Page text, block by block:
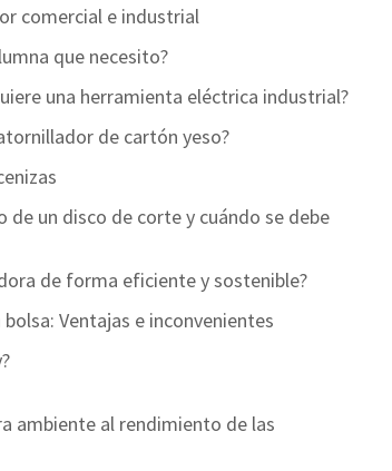
comercial e industrial
que necesito?
una herramienta eléctrica industrial?
de cartón yeso?
de un disco de corte y cuándo se debe
de forma eficiente y sostenible?
Ventajas e inconvenientes
ambiente al rendimiento de las